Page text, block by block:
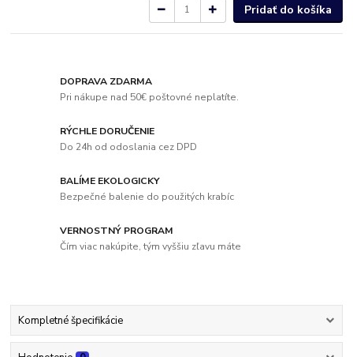
Pridať do košíka
DOPRAVA ZDARMA
Pri nákupe nad 50€ poštovné neplatíte.
RÝCHLE DORUČENIE
Do 24h od odoslania cez DPD
BALÍME EKOLOGICKY
Bezpečné balenie do použitých krabíc
VERNOSTNÝ PROGRAM
Čím viac nakúpite, tým vyššiu zľavu máte
Kompletné špecifikácie